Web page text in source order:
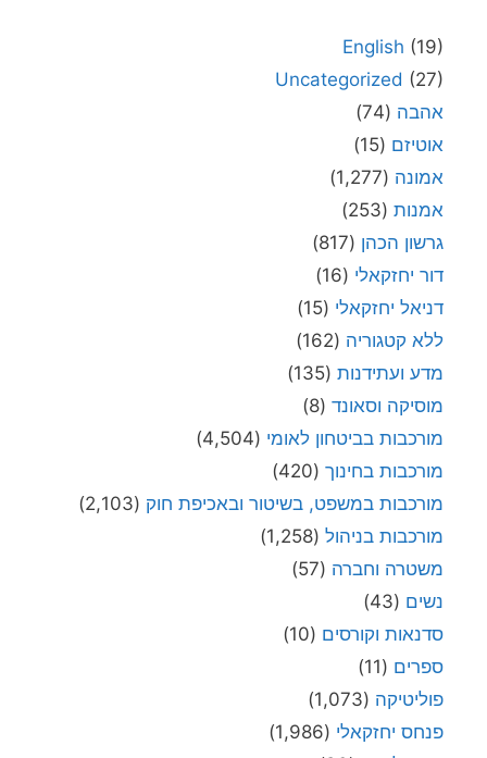
English (19)
Uncategorized (27)
אהבה (74)
אוטיזם (15)
אמונה (1,277)
אמנות (253)
גרשון הכהן (817)
דור יחזקאלי (16)
דניאל יחזקאלי (15)
ללא קטגוריה (162)
מדע ועתידנות (135)
מוסיקה וסאונד (8)
מורכבות בביטחון לאומי (4,504)
מורכבות בחינוך (420)
מורכבות במשפט, בשיטור ובאכיפת חוק (2,103)
מורכבות בניהול (1,258)
משטרה וחברה (57)
נשים (43)
סדנאות וקורסים (10)
ספרים (11)
פוליטיקה (1,073)
פנחס יחזקאלי (1,986)